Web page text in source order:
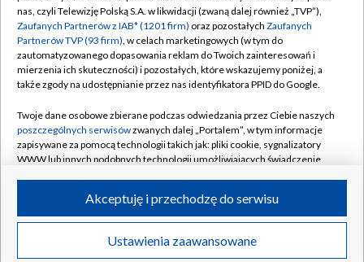
Emisja w TVP
Centrum informacji TVP
Naziemna Telewizja Cyfrowa
Rada Programowa
System NOS
Informacje o nadawcy
Program dla prasy
Ogłoszenie przetargowe
Polityka prywatności
Moje zgody
Pomoc
Kontakt
Kanały
©2026 Telewizja Polska S.A. w likwidacji
nas, czyli Telewizję Polską S.A. w likwidacji (zwaną dalej również „TVP”),
Zaufanych Partnerów z IAB* (1201 firm) oraz pozostałych Zaufanych
Partnerów TVP (93 firm), w celach marketingowych (w tym do
zautomatyzowanego dopasowania reklam do Twoich zainteresowań i
mierzenia ich skuteczności) i pozostałych, które wskazujemy poniżej, a
także zgody na udostępnianie przez nas identyfikatora PPID do Google.
Twoje dane osobowe zbierane podczas odwiedzania przez Ciebie naszych
poszczególnych serwisówzwanych dalej „Portalem”, w tym informacje
zapisywane za pomocą technologii takich jak: pliki cookie, sygnalizatory
WWW lub innych podobnych technologii umożliwiających świadczenie
ruchu w Internecie.
Twoje dane osobowe zbierane podczas odwiedzania przez Ciebie
poszczególnych serwisówna Portalu, takie jak adresy IP, identyfikatory
Ustawienia zaawansowane
Akceptuję i przechodzę do serwisu